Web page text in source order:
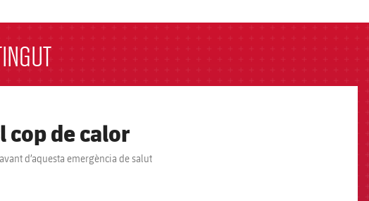
cop de calor
d’aquesta emergència de salut